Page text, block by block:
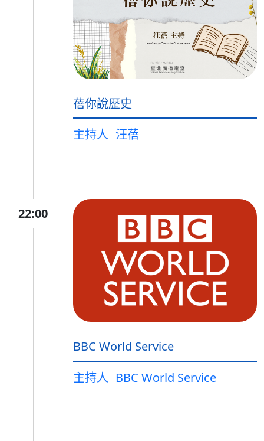
蓓你說歷史
主持人 汪蓓
22:00
BBC World Service
主持人 BBC World Service